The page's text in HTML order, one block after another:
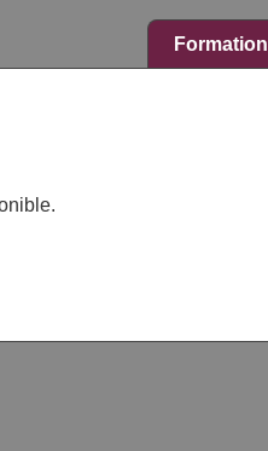
Formation